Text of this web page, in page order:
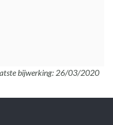
bijwerking: 26/03/2020